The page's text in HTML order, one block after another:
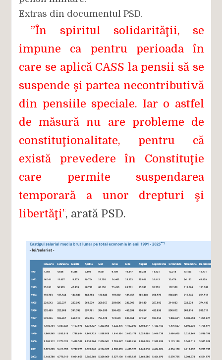
Extras din documentul PSD.
”În spiritul solidarităţii, se
impune ca pentru perioada în
care se aplică CASS la pensii să se
suspende şi partea necontributivă
din pensiile speciale. Iar o astfel
de măsură nu are probleme de
constituţionalitate, pentru că
există prevedere în Constituţie
care permite suspendarea
temporară a unor drepturi şi
libertăţi”, arată PSD.